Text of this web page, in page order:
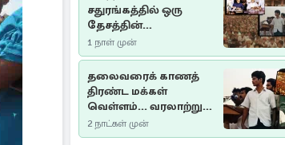
சதுரங்கத்தில் ஒரு
தேசத்தின்
தீர்க்கதரிசனம் :
சுதுமலை பிரகடனம்
ஒரு வரலாற்றுப் பாடம்
1 நாள் முன்
தலைவரைக் காணத்
திரண்ட மக்கள்
வெள்ளம்... வரலாற்றுச்
சிறப்புமிக்க சுதுமலைப்
பிரகடனம்…
2 நாட்கள் முன்